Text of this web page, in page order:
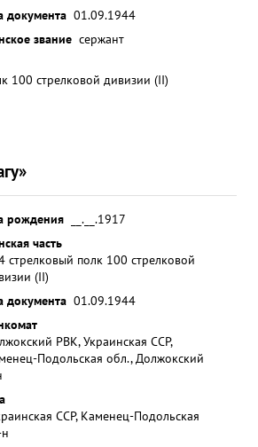
документа 01.09.1944
звание сержант
100 стрелковой дивизии (II)
рождения
__.__.1917
часть
стрелковый полк 100 стрелковой
(II)
документа 01.09.1944
РВК, Украинская ССР,
Подольская обл., Должокский
ССР, Каменец-Подольская